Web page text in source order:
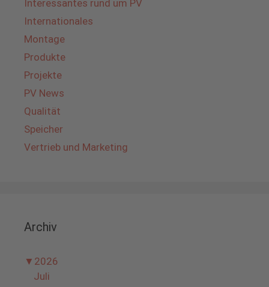
Interessantes rund um PV
Internationales
Montage
Produkte
Projekte
PV News
Qualität
Speicher
Vertrieb und Marketing
Archiv
▼ 2026
Juli